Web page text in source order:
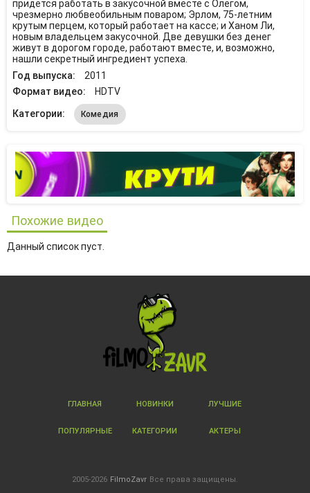
придется работать в закусочной вместе с Олегом,
чрезмерно любвеобильным поваром; Эрлом, 75-летним
крутым перцем, который работает на кассе; и Ханом Ли,
новым владельцем закусочной. Две девушки без денег
живут в дорогом городе, работают вместе, и, возможно,
нашли секретный ингредиент успеха.
Год выпуска:
2011
Формат видео:
HDTV
Категории:
Комедия
Похожие видео
Данный список пуст.
ГЛАВНАЯ НОВИНКИ ЛУЧШИЕ
ПОПУЛЯРНЫЕ КАТЕГОРИИ АКТЕРЫ
2005-2026 FilmoZavr Все права защищены.